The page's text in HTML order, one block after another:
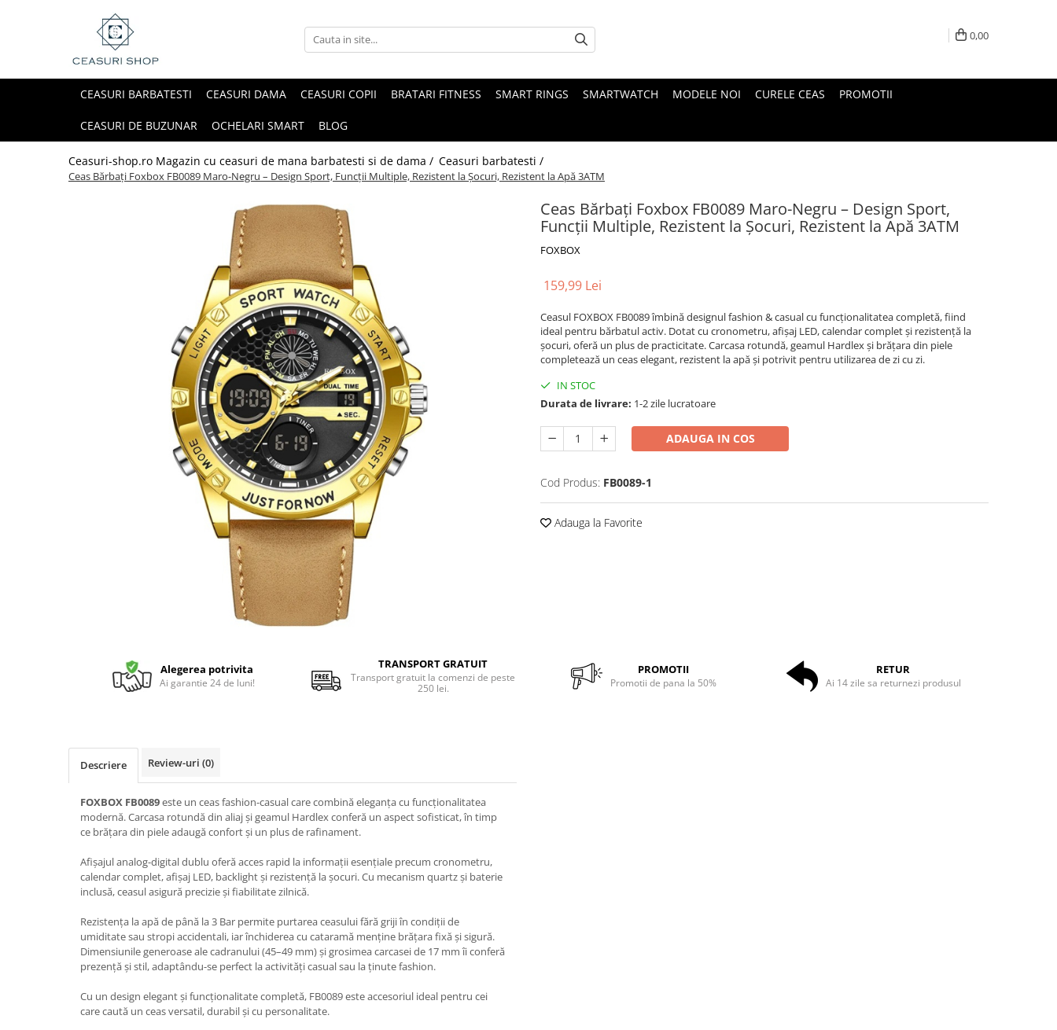
0,00
CEASURI BARBATESTI CEASURI DAMA CEASURI COPII BRATARI FITNESS SMART RINGS SMARTWATCH MODELE NOI CURELE CEAS PROMOTII
CEASURI DE BUZUNAR OCHELARI SMART BLOG
Ceasuri-shop.ro Magazin cu ceasuri de mana barbatesti si de dama / Ceasuri barbatesti /
Ceas Bărbați Foxbox FB0089 Maro-Negru – Design Sport, Funcții Multiple, Rezistent la Șocuri, Rezistent la Apă 3ATM
Ceas Bărbați Foxbox FB0089 Maro-Negru – Design Sport,
Funcții Multiple, Rezistent la Șocuri, Rezistent la Apă 3ATM
FOXBOX
159,99 Lei
Ceasul FOXBOX FB0089 îmbină designul fashion & casual cu funcționalitatea completă, fiind
ideal pentru bărbatul activ. Dotat cu cronometru, afișaj LED, calendar complet și rezistență la
șocuri, oferă un plus de practicitate. Carcasa rotundă, geamul Hardlex și brățara din piele
completează un ceas elegant, rezistent la apă și potrivit pentru utilizarea de zi cu zi.
IN STOC
Durata de livrare: 1-2 zile lucratoare
ADAUGA IN COS
Cod Produs: FB0089-1
Adauga la Favorite
Alegerea potrivita
Ai garantie 24 de luni!
TRANSPORT GRATUIT
Transport gratuit la comenzi de peste
250 lei.
PROMOTII
Promotii de pana la 50%
RETUR
Ai 14 zile sa returnezi produsul
Descriere Review-uri (0)
FOXBOX FB0089este un ceas fashion-casual care combină eleganța cu funcționalitatea
modernă. Carcasa rotundă din aliaj și geamul Hardlex conferă un aspect sofisticat, în timp
ce brățara din piele adaugă confort și un plus de rafinament.
Afișajul analog-digital dublu oferă acces rapid la informații esențiale precum cronometru,
calendar complet, afișaj LED, backlight și rezistență la șocuri. Cu mecanism quartz și baterie
inclusă, ceasul asigură precizie și fiabilitate zilnică.
Rezistența la apă de până la 3 Bar permite purtarea ceasului fără griji în condiții de
umiditate sau stropi accidentali, iar închiderea cu cataramă menține brățara fixă și sigură.
Dimensiunile generoase ale cadranului (45–49 mm) și grosimea carcasei de 17 mm îi conferă
prezență și stil, adaptându-se perfect la activități casual sau la ținute fashion.
Cu un design elegant și funcționalitate completă, FB0089 este accesoriul ideal pentru cei
care caută un ceas versatil, durabil și cu personalitate.